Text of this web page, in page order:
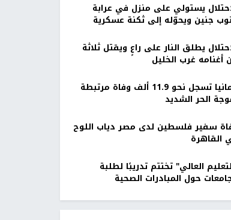
يستولي على منزل في عرابة
جنين ويحوّله إلى ثكنة عسكرية
يطلق النار على راعٍ ويقتل ثلاثة
أغنامه غرب الخليل
ألمانيا تسجل نحو 11.9 ألف وفاة مرتبطة
الحر الشديد
سفير فلسطين لدى مصر دياب اللوح
القاهرة
العالي" تختتم تدريبًا لطلبة
حول المبادرات الصحية